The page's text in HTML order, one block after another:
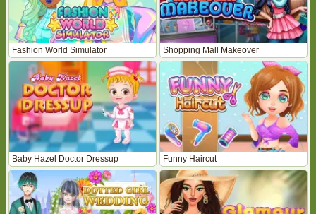
Fashion World Simulator Shopping Mall Makeover
Baby Hazel Doctor Dressup Funny Haircut